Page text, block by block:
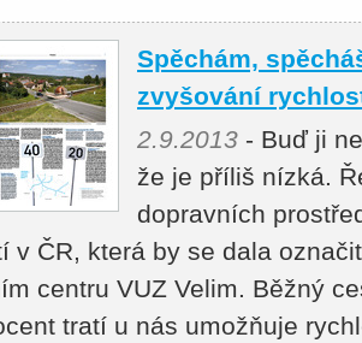
Spěchám,
zvyšování
2.9.2013 - Buď ji
že je příliš nízká.
dopravních
v ČR, která by se dala
centru VUZ Velim. Běžný
tratí u nás umožňuje